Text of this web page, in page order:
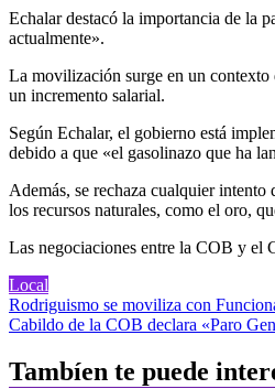
Echalar destacó la importancia de la
actualmente».
La movilización surge en un contexto
un incremento salarial.
Según Echalar, el gobierno está
debido a que «el gasolinazo que ha
Además, se rechaza cualquier
los recursos naturales, como el oro,
Las negociaciones entre la COB y el
Local
Navegación
de
entradas
Rodriguismo se moviliza con
Cabildo de la COB declara «Paro
Tambíen te puede